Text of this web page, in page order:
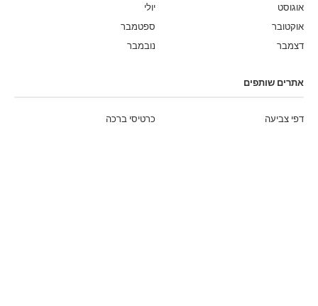
יולי
אוגוסט
ספטמבר
אוקטובר
נובמבר
דצמבר
אתרים שותפים
כרטיסי ברכה דפי צביעה